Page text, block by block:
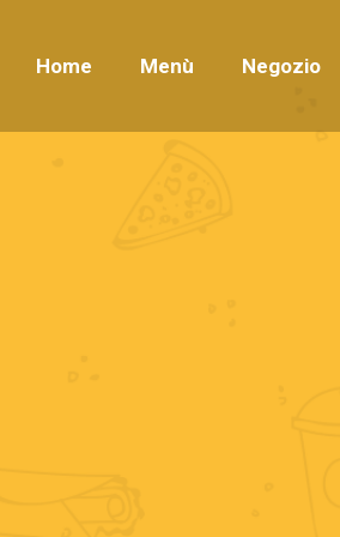
Home Menù Negozio